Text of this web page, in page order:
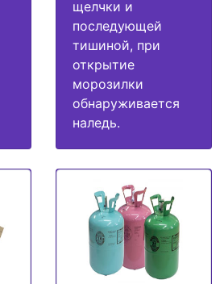
щелчки и
последующей
тишиной, при
открытие
морозилки
обнаруживается
наледь.